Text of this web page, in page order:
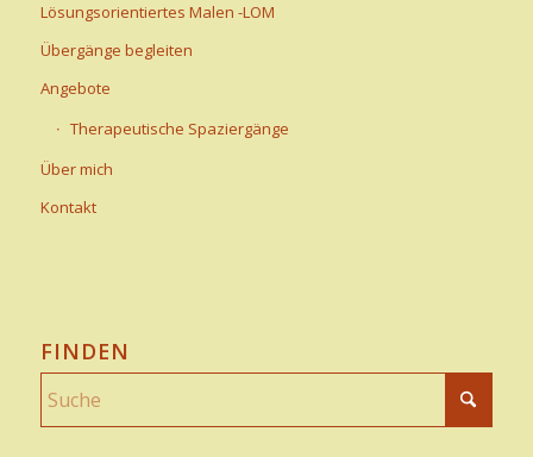
Lösungsorientiertes Malen -LOM
Übergänge begleiten
Angebote
Therapeutische Spaziergänge
Über mich
Kontakt
FINDEN